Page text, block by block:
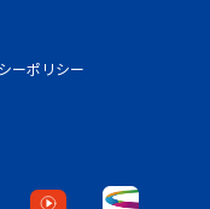
ーポリシー